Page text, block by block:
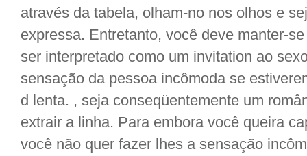
através da tabela, olham-no nos olhos e
expressa. Entretanto, você deve manter-
ser interpretado como um invitation ao
sensação da pessoa incômoda se
d lenta. , seja conseqüentemente um
extrair a linha. Para embora você queira
você não quer fazer lhes a sensação